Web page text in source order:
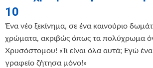
10
Ένα νέο ξεκίνημα, σε ένα καινούριο
χρώματα, ακριβώς όπως τα πολύχρωμα
Χρυσόστομου! «Τι είναι όλα αυτά; Εγώ ένα
γραφείο ζήτησα μόνο!»